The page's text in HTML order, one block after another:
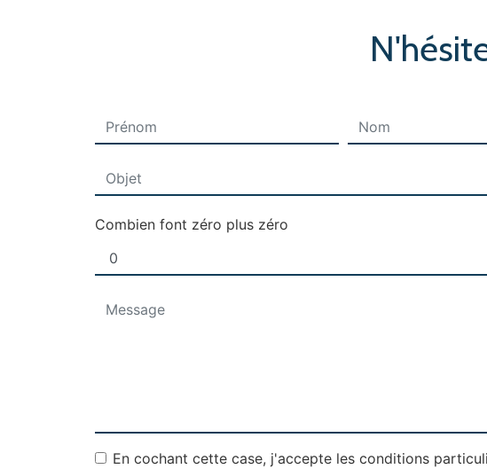
Combien font zéro plus zéro
En cochant cette case, j'accepte les conditions